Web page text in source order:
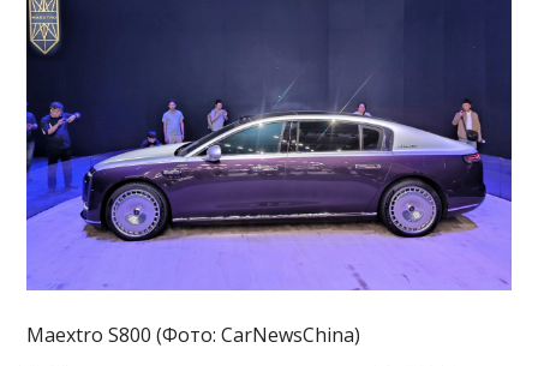
Maextro S800 (Фото: CarNewsChina)